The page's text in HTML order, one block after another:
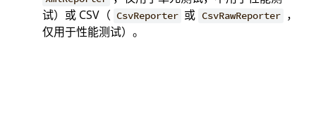
试）或 CSV（ CsvReporter 或 CsvRawReporter ，
仅用于性能测试）。